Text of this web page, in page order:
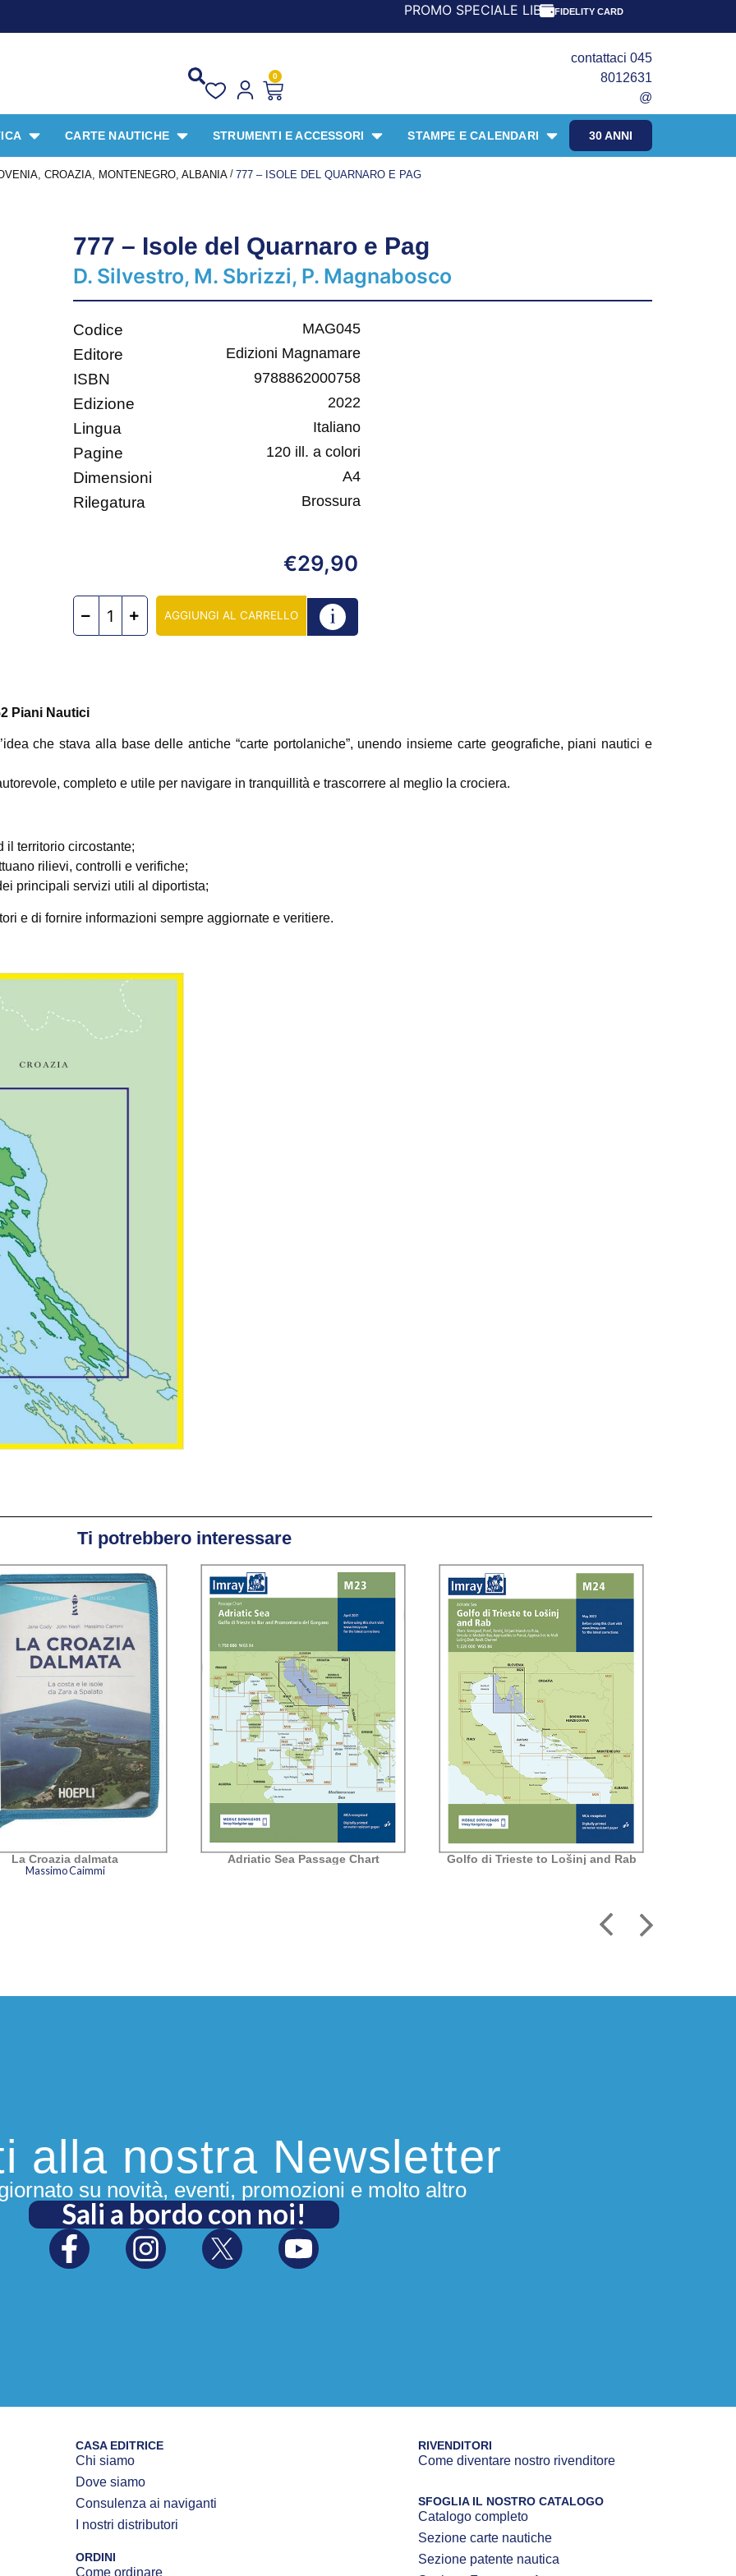
PROMO SPECIALE LIBRI PER I 30 ANNI DEL FRANGENTE! ***
FIDELITY CARD
0
contattaci 045
8012631
@
30 ANNI
CARTE NAUTICHE STRUMENTI E ACCESSORI STAMPE E CALENDARI
CROAZIA, MONTENEGRO, ALBANIA / 777 – ISOLE DEL QUARNARO E PAG
777 – Isole del Quarnaro e Pag
D. Silvestro, M. Sbrizzi, P. Magnabosco
Codice MAG045
Editore Edizioni Magnamare
ISBN 9788862000758
Edizione 2022
Lingua Italiano
Pagine 120 ill. a colori
Dimensioni A4
Rilegatura Brossura
€29,90
AGGIUNGI AL CARRELLO
Piani Nautici
che stava alla base delle antiche “carte portolaniche”, unendo insieme carte geografiche, piani nautici e
completo e utile per navigare in tranquillità e trascorrere al meglio la crociera.
il territorio circostante;
rilievi, controlli e verifiche;
principali servizi utili al diportista;
e di fornire informazioni sempre aggiornate e veritiere.
Ti potrebbero interessare
La Croazia dalmata
Massimo Caimmi
Adriatic Sea Passage Chart Golfo di Trieste to Lošinj and Rab
alla nostra Newsletter
su novità, eventi, promozioni e molto altro
Sali a bordo con noi!
CASA EDITRICE
Chi siamo
Dove siamo
Consulenza ai naviganti
I nostri distributori
ORDINI
Come ordinare
RIVENDITORI
Come diventare nostro rivenditore
SFOGLIA IL NOSTRO CATALOGO
Catalogo completo
Sezione carte nautiche
Sezione patente nautica